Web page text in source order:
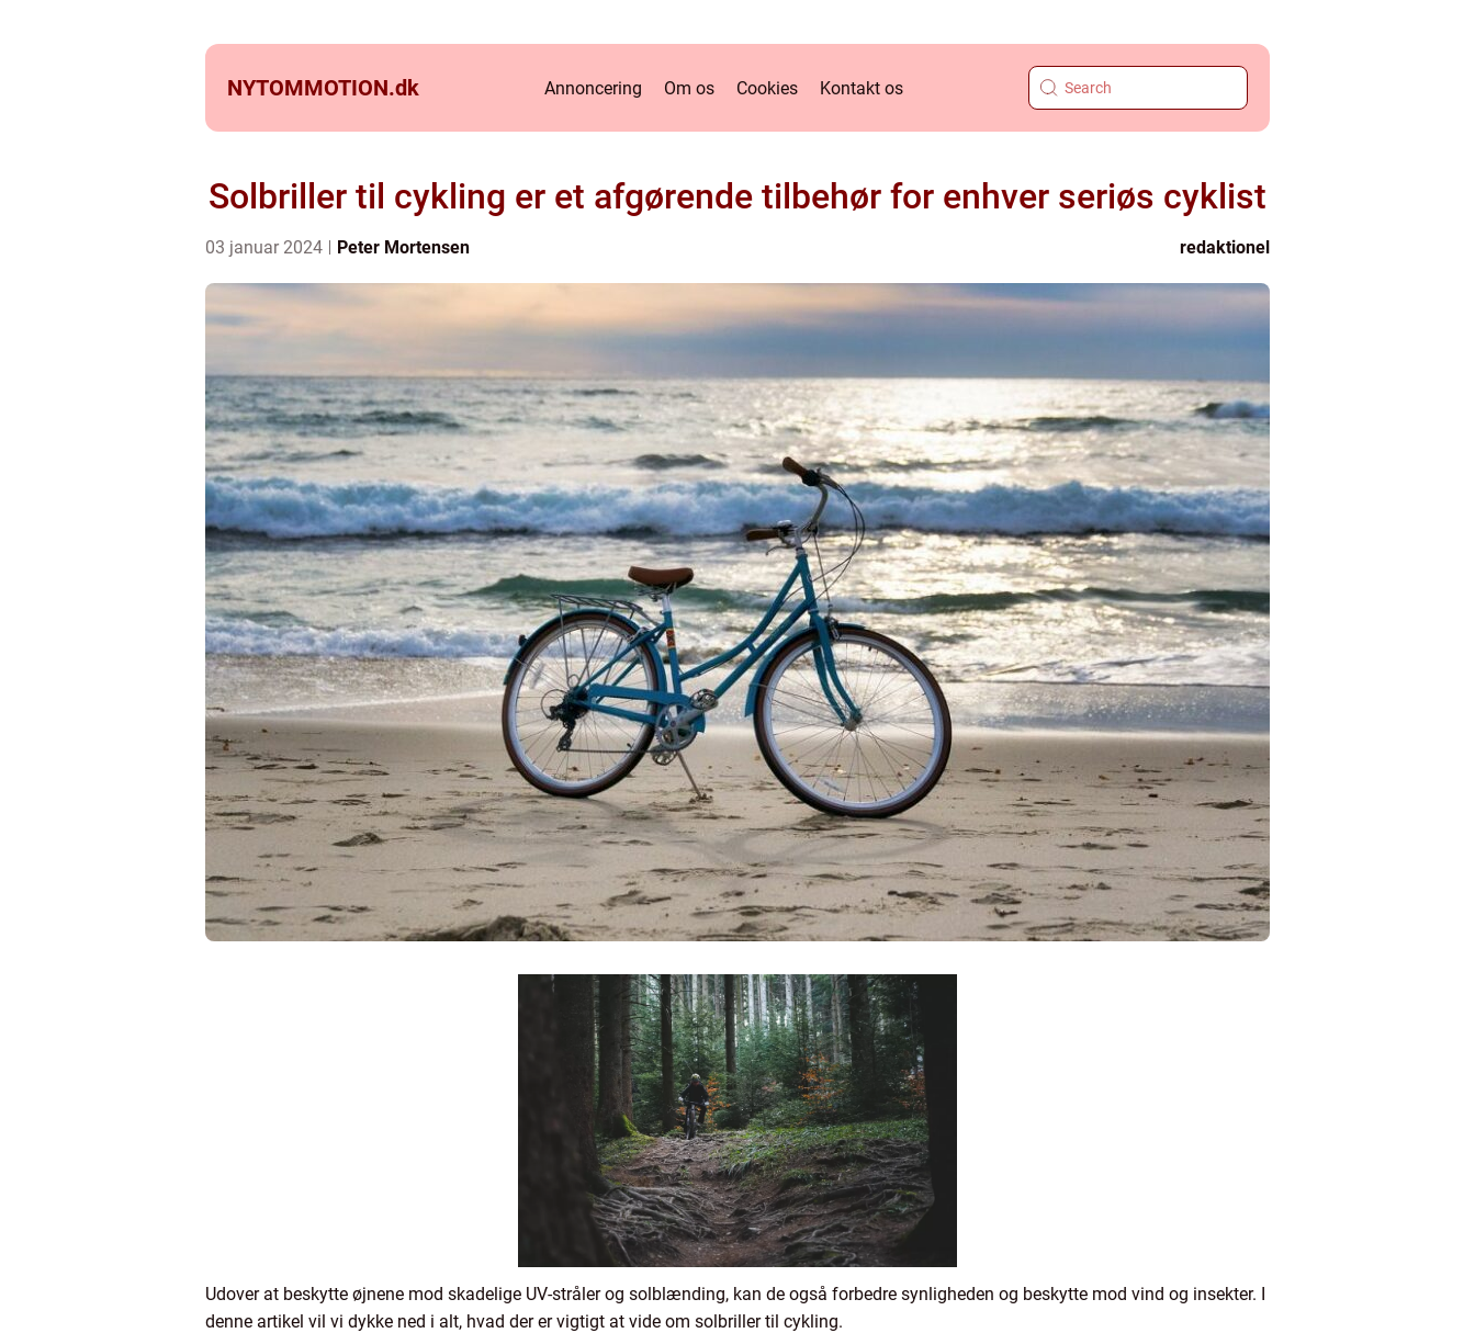
NYTOMMOTION.dk Annoncering Om os Cookies Kontakt os
Solbriller til cykling er et afgørende tilbehør for enhver seriøs cyklist
03 januar 2024 Peter Mortensen redaktionel
Udover at beskytte øjnene mod skadelige UV-stråler og solblænding, kan de også forbedre synligheden og beskytte mod vind og insekter. I
denne artikel vil vi dykke ned i alt, hvad der er vigtigt at vide om solbriller til cykling.